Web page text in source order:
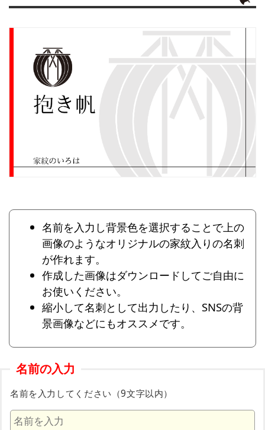
名前を入力し背景色を選択することで上の
画像のようなオリジナルの家紋入りの名刺
が作れます。
作成した画像はダウンロードしてご自由に
お使いください。
縮小して名刺として出力したり、SNSの背
景画像などにもオススメです。
名前の入力
名前を入力してください（9文字以内）